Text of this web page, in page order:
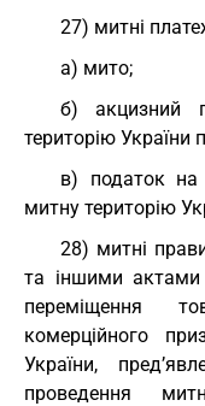
27) митні
а) мито;
б) акцизний
територію України
в) податок на
митну територію
28) митні
та іншими актами
переміщення
комерційного
України,
проведення